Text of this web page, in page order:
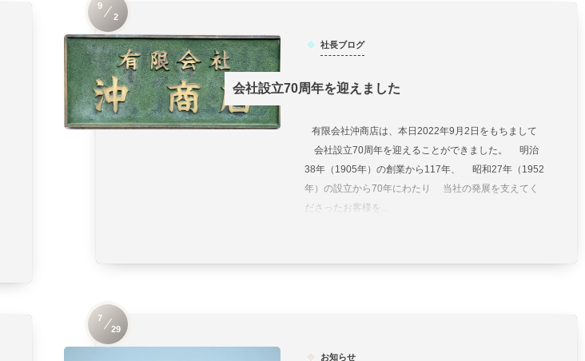
社長ブログ
会社設立70周年を迎えました
有限会社沖商店は、本日2022年9月2日をもちまして
会社設立70周年を迎えることができました。 明治
38年（1905年）の創業から117年、 昭和27年（1952
年）の設立から70年にわたり 当社の発展を支えてく
ださったお客様を...
9
2
お知らせ
7
29